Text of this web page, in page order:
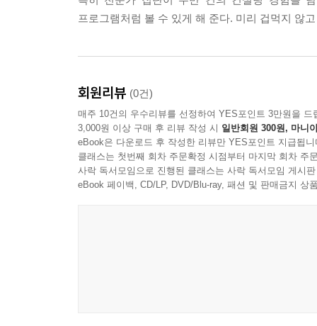
프로그램처럼 볼 수 있게 해 준다. 미리 겁먹지 않
회원리뷰 (0건)
매주 10건의 우수리뷰를 선정하여 YES포인트 3만원을 드
3,000원 이상 구매 후 리뷰 작성 시 일반회원 300원, 마니
eBook은 다운로드 후 작성한 리뷰만 YES포인트 지급됩니
클래스는 첫번째 회차 주문확정 시점부터 마지막 회차 주
사락 독서모임으로 진행된 클래스는 사락 독서모임 게시
eBook 페이백, CD/LP, DVD/Blu-ray, 패션 및 판매금지 상